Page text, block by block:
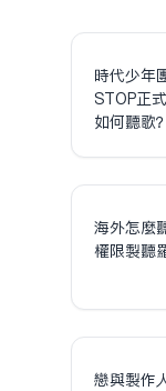
時代少年
STOP正
如何聽歌？
海外怎麼
權限制聽
戀與製作